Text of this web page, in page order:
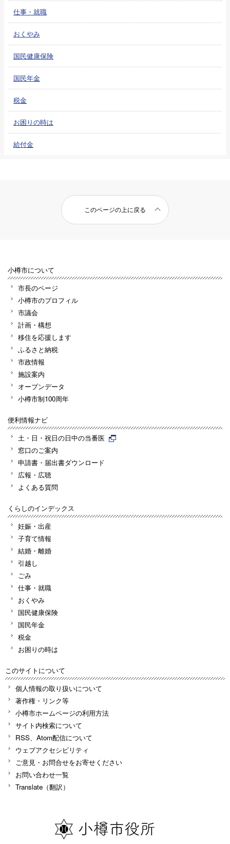
仕事・就職
おくやみ
国民健康保険
国民年金
税金
お困りの時は
給付金
このページの上に戻る
小樽市について
市長のページ
小樽市のプロフィル
市議会
計画・構想
移住を応援します
ふるさと納税
市政情報
施設案内
オープンデータ
小樽市制100周年
便利情報ナビ
土・日・祝日の日中の当番医
窓口のご案内
申請書・届出書ダウンロード
広報・広聴
よくある質問
くらしのインデックス
妊娠・出産
子育て情報
結婚・離婚
引越し
ごみ
仕事・就職
おくやみ
国民健康保険
国民年金
税金
お困りの時は
このサイトについて
個人情報の取り扱いについて
著作権・リンク等
小樽市ホームページの利用方法
サイト内検索について
RSS、Atom配信について
ウェブアクセシビリティ
ご意見・お問合せをお寄せください
お問い合わせ一覧
Translate（翻訳）